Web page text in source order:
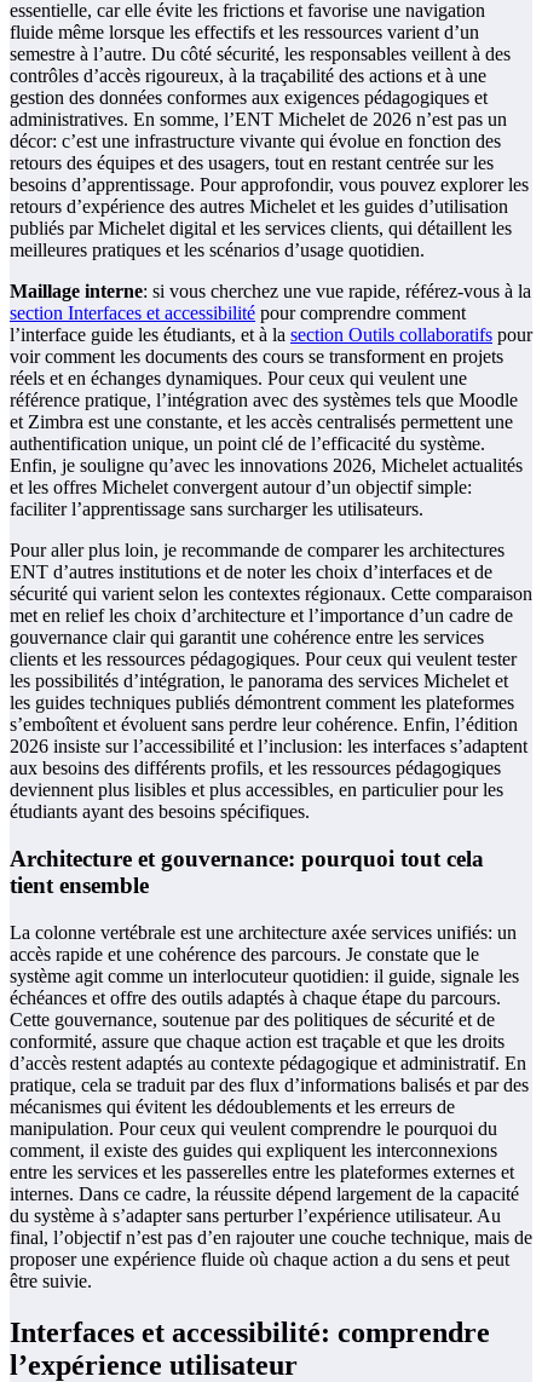
essentielle, car elle évite les frictions et favorise une navigation
fluide même lorsque les effectifs et les ressources varient d’un
semestre à l’autre. Du côté sécurité, les responsables veillent à des
contrôles d’accès rigoureux, à la traçabilité des actions et à une
gestion des données conformes aux exigences pédagogiques et
administratives. En somme, l’ENT Michelet de 2026 n’est pas un
décor: c’est une infrastructure vivante qui évolue en fonction des
retours des équipes et des usagers, tout en restant centrée sur les
besoins d’apprentissage. Pour approfondir, vous pouvez explorer les
retours d’expérience des autres Michelet et les guides d’utilisation
publiés par Michelet digital et les services clients, qui détaillent les
meilleures pratiques et les scénarios d’usage quotidien.
Maillage interne: si vous cherchez une vue rapide, référez-vous à la
section Interfaces et accessibilité pour comprendre comment
l’interface guide les étudiants, et à la section Outils collaboratifs pour
voir comment les documents des cours se transforment en projets
réels et en échanges dynamiques. Pour ceux qui veulent une
référence pratique, l’intégration avec des systèmes tels que Moodle
et Zimbra est une constante, et les accès centralisés permettent une
authentification unique, un point clé de l’efficacité du système.
Enfin, je souligne qu’avec les innovations 2026, Michelet actualités
et les offres Michelet convergent autour d’un objectif simple:
faciliter l’apprentissage sans surcharger les utilisateurs.
Pour aller plus loin, je recommande de comparer les architectures
ENT d’autres institutions et de noter les choix d’interfaces et de
sécurité qui varient selon les contextes régionaux. Cette comparaison
met en relief les choix d’architecture et l’importance d’un cadre de
gouvernance clair qui garantit une cohérence entre les services
clients et les ressources pédagogiques. Pour ceux qui veulent tester
les possibilités d’intégration, le panorama des services Michelet et
les guides techniques publiés démontrent comment les plateformes
s’emboîtent et évoluent sans perdre leur cohérence. Enfin, l’édition
2026 insiste sur l’accessibilité et l’inclusion: les interfaces s’adaptent
aux besoins des différents profils, et les ressources pédagogiques
deviennent plus lisibles et plus accessibles, en particulier pour les
étudiants ayant des besoins spécifiques.
Architecture et gouvernance: pourquoi tout cela
tient ensemble
La colonne vertébrale est une architecture axée services unifiés: un
accès rapide et une cohérence des parcours. Je constate que le
système agit comme un interlocuteur quotidien: il guide, signale les
échéances et offre des outils adaptés à chaque étape du parcours.
Cette gouvernance, soutenue par des politiques de sécurité et de
conformité, assure que chaque action est traçable et que les droits
d’accès restent adaptés au contexte pédagogique et administratif. En
pratique, cela se traduit par des flux d’informations balisés et par des
mécanismes qui évitent les dédoublements et les erreurs de
manipulation. Pour ceux qui veulent comprendre le pourquoi du
comment, il existe des guides qui expliquent les interconnexions
entre les services et les passerelles entre les plateformes externes et
internes. Dans ce cadre, la réussite dépend largement de la capacité
du système à s’adapter sans perturber l’expérience utilisateur. Au
final, l’objectif n’est pas d’en rajouter une couche technique, mais de
proposer une expérience fluide où chaque action a du sens et peut
être suivie.
Interfaces et accessibilité: comprendre
l’expérience utilisateur